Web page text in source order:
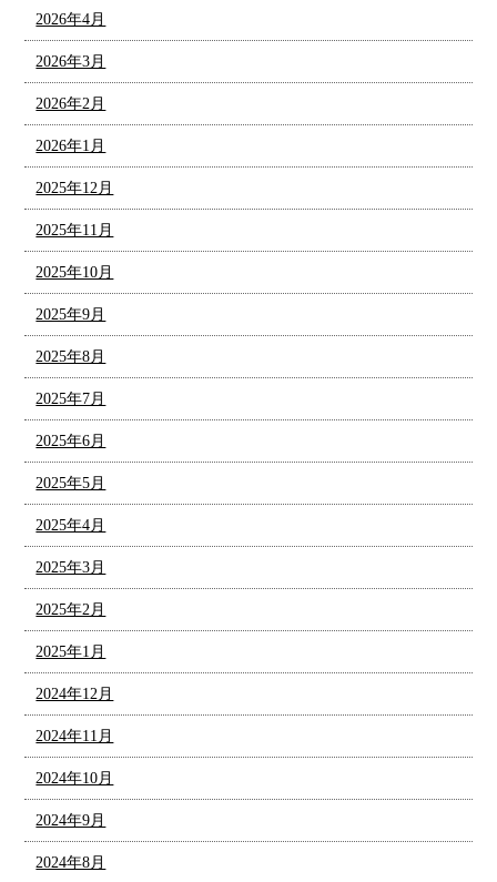
2026年4月
2026年3月
2026年2月
2026年1月
2025年12月
2025年11月
2025年10月
2025年9月
2025年8月
2025年7月
2025年6月
2025年5月
2025年4月
2025年3月
2025年2月
2025年1月
2024年12月
2024年11月
2024年10月
2024年9月
2024年8月